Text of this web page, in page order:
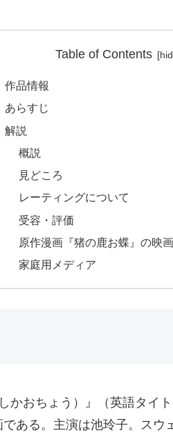
Table of Contents
作品情報
あらすじ
解説
概説
見どころ
レーティングについて
受容・評価
原作漫画『猪の鹿お蝶』の映
家庭用メディア
かおちょう）』（英語タ
ある。主演は池玲子。ス